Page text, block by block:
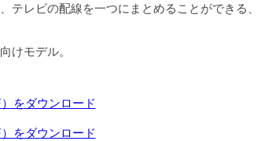
テレビの配線を一つにまとめることができる
けモデル。
をダウンロード
をダウンロード